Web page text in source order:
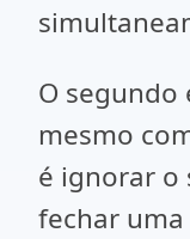
O
mesmo
é ignorar o
fechar